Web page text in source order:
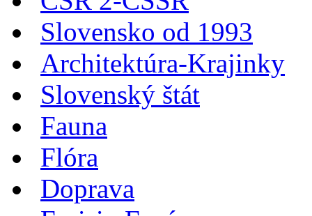
Slovensko od 1993
Architektúra-Krajinky
Slovenský štát
Fauna
Flóra
Doprava